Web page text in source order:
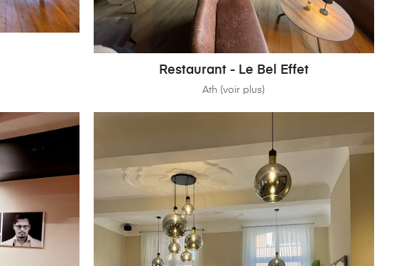
Restaurant - Le Bel Effet
Ath (voir plus)